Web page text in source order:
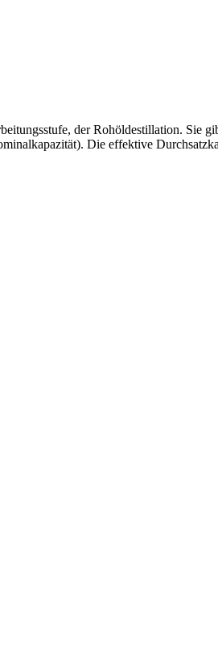
der Rohöldestillation. Sie
Die effektive